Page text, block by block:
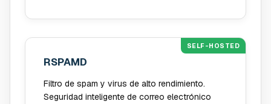
SELF-HOSTED
RSPAMD
Filtro de spam y virus de alto rendimiento.
Seguridad inteligente de correo electrónico